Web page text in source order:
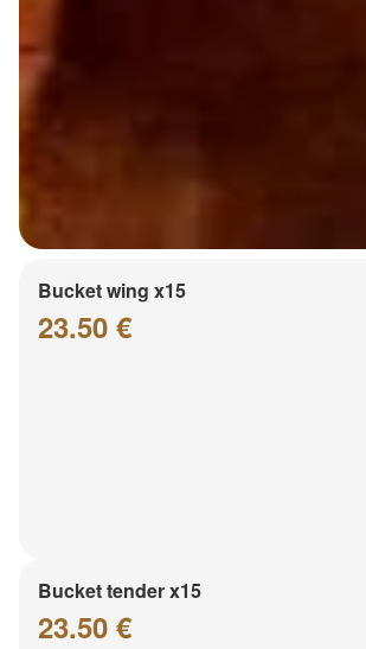
Bucket wing x15
23.50 €
Bucket tender x15
23.50 €